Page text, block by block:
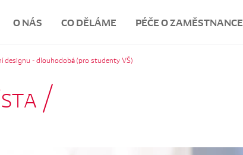
O NÁS CO DĚLÁME PÉČE O ZAMĚSTNANCE
designu - dlouhodobá (pro studenty VŠ)